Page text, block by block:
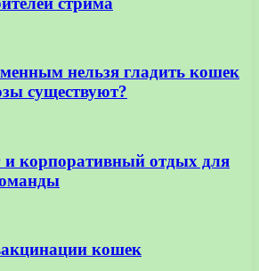
нельзя гладить кошек
существуют?
корпоративный отдых для
кошек